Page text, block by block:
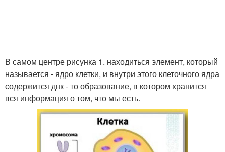
В самом центре рисунка 1. находиться элемент, который
называется - ядро клетки, и внутри этого клеточного ядра
содержится днк - то образование, в котором хранится
вся информация о том, что мы есть.